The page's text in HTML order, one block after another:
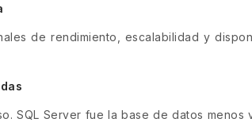
de rendimiento, escalabilidad y
SQL Server fue la base de datos